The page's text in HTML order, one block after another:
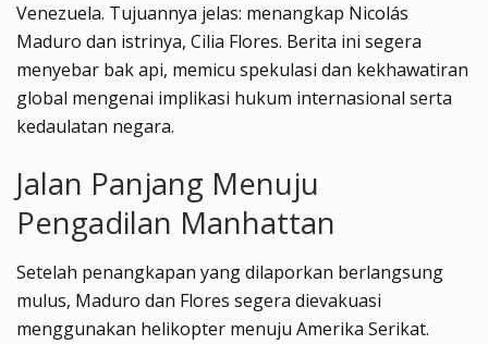
Venezuela. Tujuannya jelas: menangkap Nicolás
Maduro dan istrinya, Cilia Flores. Berita ini segera
menyebar bak api, memicu spekulasi dan kekhawatiran
global mengenai implikasi hukum internasional serta
kedaulatan negara.
Jalan Panjang Menuju
Pengadilan Manhattan
Setelah penangkapan yang dilaporkan berlangsung
mulus, Maduro dan Flores segera dievakuasi
menggunakan helikopter menuju Amerika Serikat.